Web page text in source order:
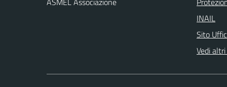
INAIL
Sito
Vedi